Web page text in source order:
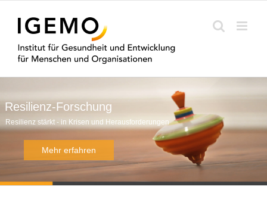
Inhalt
springen
Resilienz-Forschung
Resilienz stärkt - in Krisen und Herausforderungen